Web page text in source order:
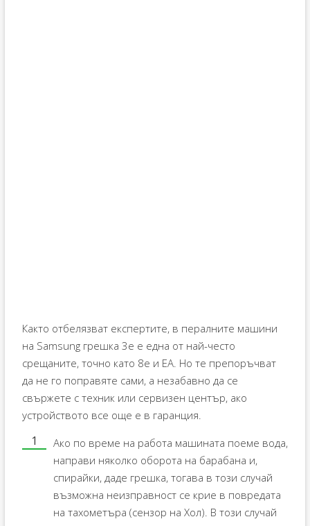
Както отбелязват експертите, в пералните машини
на Samsung грешка 3e е една от най-често
срещаните, точно като 8e и EA. Но те препоръчват
да не го поправяте сами, а незабавно да се
свържете с техник или сервизен център, ако
устройството все още е в гаранция.
Ако по време на работа машината поеме вода,
направи няколко оборота на барабана и,
спирайки, даде грешка, тогава в този случай
възможна неизправност се крие в повредата
на тахометъра (сензор на Хол). В този случай